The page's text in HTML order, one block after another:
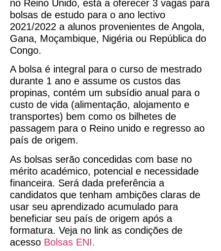
bolsas de estudo para o ano lectivo
2021/2022 a alunos provenientes de Angola,
Gana, Moçambique, Nigéria ou República do
Congo.
A bolsa é integral para o curso de mestrado
durante 1 ano e assume os custos das
propinas, contém um subsídio anual para o
custo de vida (alimentação, alojamento e
transportes) bem como os bilhetes de
passagem para o Reino unido e regresso ao
país de origem.
As bolsas serão concedidas com base no
mérito académico, potencial e necessidade
financeira. Será dada preferência a
candidatos que tenham ambições claras de
usar seu aprendizado acumulado para
beneficiar seu país de origem após a
formatura. Veja no link as condições de
acesso Bolsas ENI.